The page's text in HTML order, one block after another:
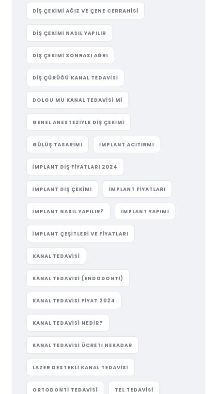
DIŞ ÇEKIMI AĞIZ VE ÇENE CERRAHISI
DIŞ ÇEKIMI NASIL YAPILIR
DIŞ ÇEKIMI SONRASI AĞRI
DIŞ ÇÜRÜĞÜ KANAL TEDAVISI
DOLGU MU KANAL TEDAVISI MI
GENEL ANESTEZIYLE DIŞ ÇEKIMI
GÜLÜŞ TASARIMI IMPLANT ACITIRMI
IMPLANT DIŞ FIYATLARI 2024
IMPLANT DIŞ ÇEKIMI IMPLANT FIYATLARI
IMPLANT NASIL YAPILIR? IMPLANT YAPIMI
IMPLANT ÇEŞITLERI VE FIYATLARI
KANAL TEDAVISI
KANAL TEDAVISI (ENDODONTI)
KANAL TEDAVISI FIYAT 2024
KANAL TEDAVISI NEDIR?
KANAL TEDAVISI ÜCRETI NEKADAR
LAZER DESTEKLI KANAL TEDAVISI
ORTODONTI TEDAVISI TEL TEDAVISI